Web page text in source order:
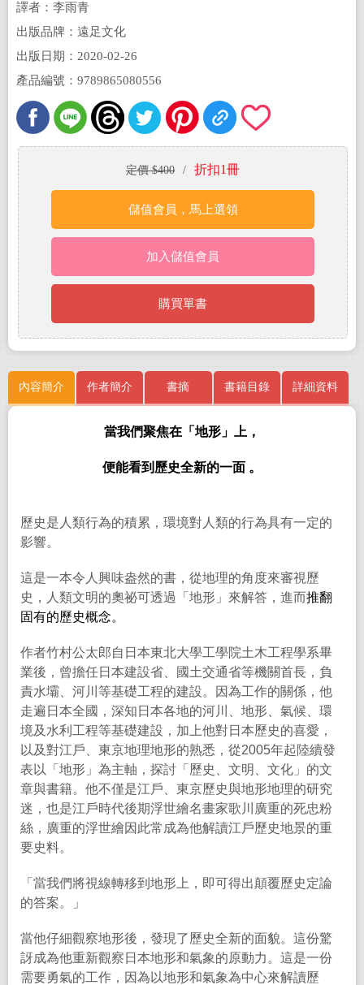
譯者：李雨青
出版品牌：遠足文化
出版日期：2020-02-26
產品編號：9789865080556
定價 $400 / 折扣1冊
儲值會員，馬上選領
加入儲值會員
購買單書
內容簡介 作者簡介 書摘 書籍目錄 詳細資料
當我們聚焦在「地形」上，
便能看到歷史全新的一面 。
歷史是人類行為的積累，環境對人類的行為具有一定的
影響。
這是一本令人興味盎然的書，從地理的角度來審視歷
史，人類文明的奧祕可透過「地形」來解答，進而推翻
固有的歷史概念。
作者竹村公太郎自日本東北大學工學院土木工程學系畢
業後，曾擔任日本建設省、國土交通省等機關首長，負
責水壩、河川等基礎工程的建設。因為工作的關係，他
走遍日本全國，深知日本各地的河川、地形、氣候、環
境及水利工程等基礎建設，加上他對日本歷史的喜愛，
以及對江戶、東京地理地形的熟悉，從2005年起陸續發
表以「地形」為主軸，探討「歷史、文明、文化」的文
章與書籍。他不僅是江戶、東京歷史與地形地理的研究
迷，也是江戶時代後期浮世繪名畫家歌川廣重的死忠粉
絲，廣重的浮世繪因此常成為他解讀江戶歷史地景的重
要史料。
「當我們將視線轉移到地形上，即可得出顛覆歷史定論
的答案。」
當他仔細觀察地形後，發現了歷史全新的面貌。這份驚
訝成為他重新觀察日本地形和氣象的原動力。這是一份
需要勇氣的工作，因為以地形和氣象為中心來解讀歷